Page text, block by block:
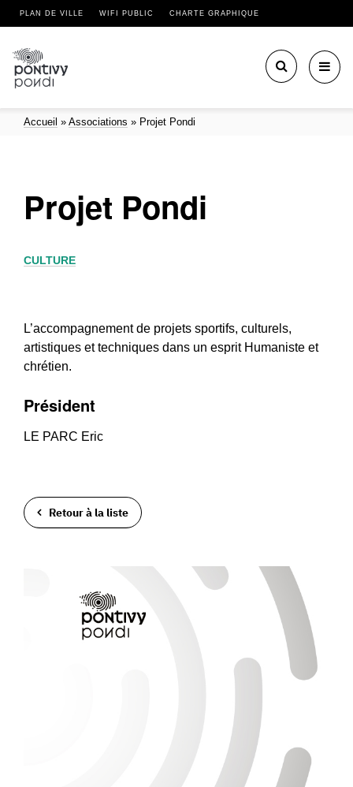
PLAN DE VILLE WIFI PUBLIC CHARTE GRAPHIQUE
Accueil » Associations » Projet Pondi
Projet Pondi
CULTURE
L’accompagnement de projets sportifs, culturels,
artistiques et techniques dans un esprit Humaniste et
chrétien.
Président
LE PARC Eric
Retour à la liste